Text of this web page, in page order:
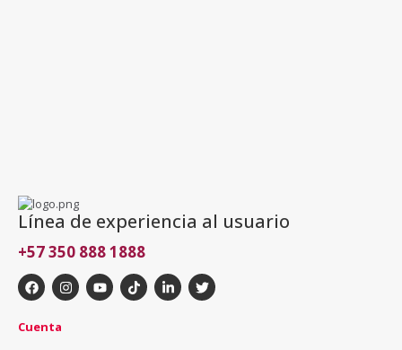
Línea de experiencia al usuario
+57 350 888 1888
Cuenta